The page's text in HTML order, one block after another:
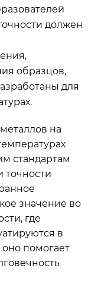
должен
образцов,
для
на
стандартам
точности
значение во
где
в
оно помогает